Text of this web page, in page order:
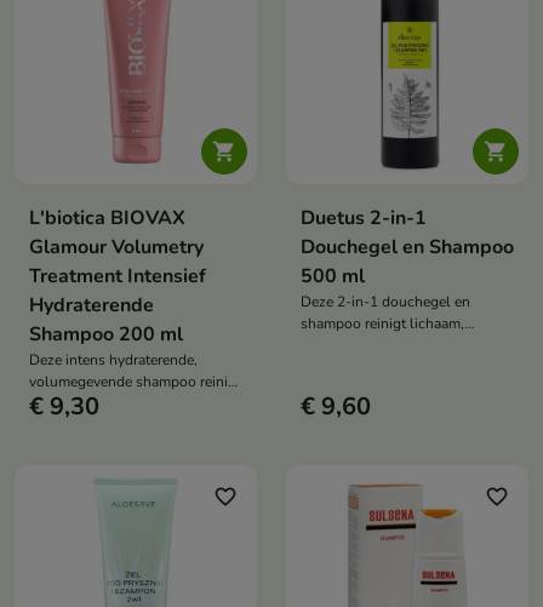
verminderen, de haargroei te
stimuleren en de conditie van de
hoofdhuid en het haar te

L'biotica BIOVAX
Glamour Volumetry
Treatment Intensief
Hydraterende
Shampoo 200 ml
Deze intens hydraterende,
volumegevende shampoo reinigt
het haar en de hoofdhuid, geeft
€ 9,30

Duetus 2-in-1
Douchegel en Shampoo
500 ml
Deze 2-in-1 douchegel en
shampoo reinigt lichaam,
aangenaam fris gevoel achter
€ 9,60
favorite_border favorite_border